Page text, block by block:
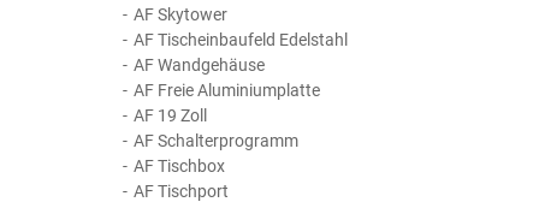
AF Skytower
AF Tischeinbaufeld Edelstahl
AF Wandgehäuse
AF Freie Aluminiumplatte
AF 19 Zoll
AF Schalterprogramm
AF Tischbox
AF Tischport